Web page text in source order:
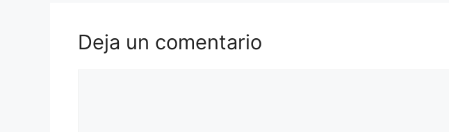
Deja un comentario